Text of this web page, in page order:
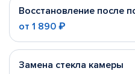
Восстановление после
от 1 890 ₽
Замена стекла камеры